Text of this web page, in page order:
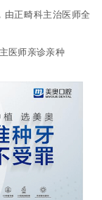
由正畸科主治医师全
医师亲诊亲种